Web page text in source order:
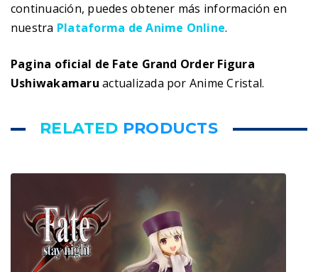
continuación, puedes obtener más información en
nuestra Plataforma de Anime Online.
Pagina oficial de Fate Grand Order Figura
Ushiwakamaruactualizada por Anime Cristal.
RELATED PRODUCTS